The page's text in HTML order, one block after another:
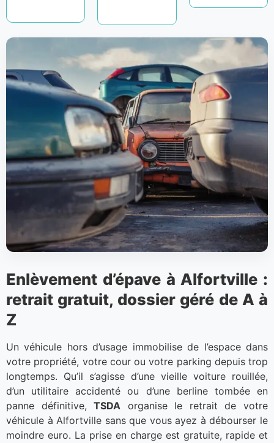
Enlèvement d’épave à Alfortville :
retrait gratuit, dossier géré de A à
Z
Un véhicule hors d’usage immobilise de l’espace dans
votre propriété, votre cour ou votre parking depuis trop
longtemps. Qu’il s’agisse d’une vieille voiture rouillée,
d’un utilitaire accidenté ou d’une berline tombée en
panne définitive,TSDA organise le retrait de votre
véhicule à Alfortville sans que vous ayez à débourser le
moindre euro. La prise en charge est gratuite, rapide et